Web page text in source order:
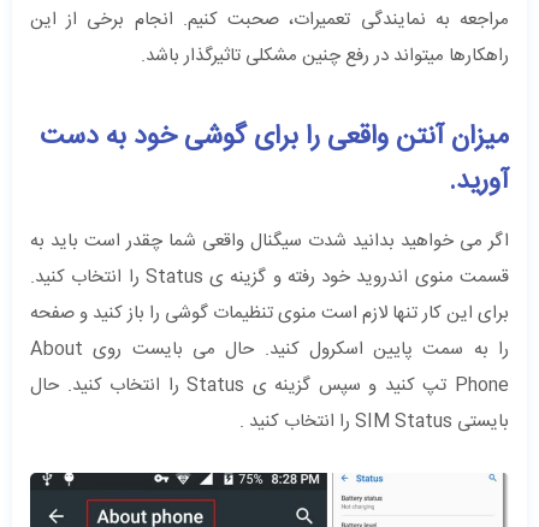
مراجعه به نمایندگی تعمیرات، صحبت کنیم. انجام برخی از این
راهکارها میتواند در رفع چنین مشکلی تاثیرگذار باشد.
میزان آنتن واقعی را برای گوشی خود به دست
آورید.
اگر می خواهید بدانید شدت سیگنال واقعی شما چقدر است باید به
قسمت منوی اندروید خود رفته و گزینه ی Status را انتخاب کنید.
برای این کار تنها لازم است منوی تنظیمات گوشی را باز کنید و صفحه
را به سمت پایین اسکرول کنید. حال می بایست روی About
Phone تپ کنید و سپس گزینه ی Status را انتخاب کنید. حال
بایستی SIM Status را انتخاب کنید .